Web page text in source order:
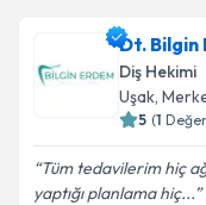
Dt. Bilgin
Diş Hekimi
Uşak,
5 (1
Tüm tedavilerim hiç
yaptığı planlama hiç...